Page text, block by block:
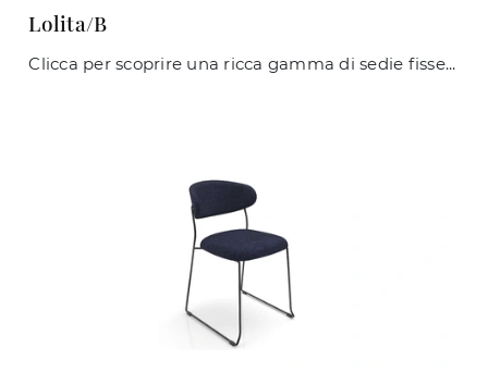
Lolita/B
Clicca per scoprire una ricca gamma di sedie fisse per stanze moderne: il modello Lolita/B di Zamagna ti aspetta!